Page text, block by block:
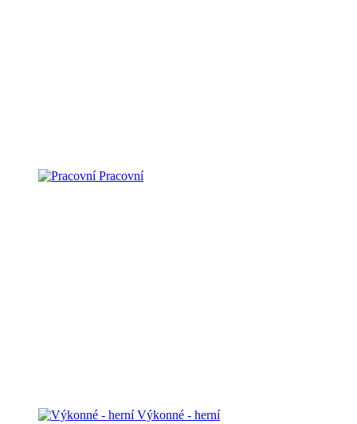
Pracovní
Výkonné - herní